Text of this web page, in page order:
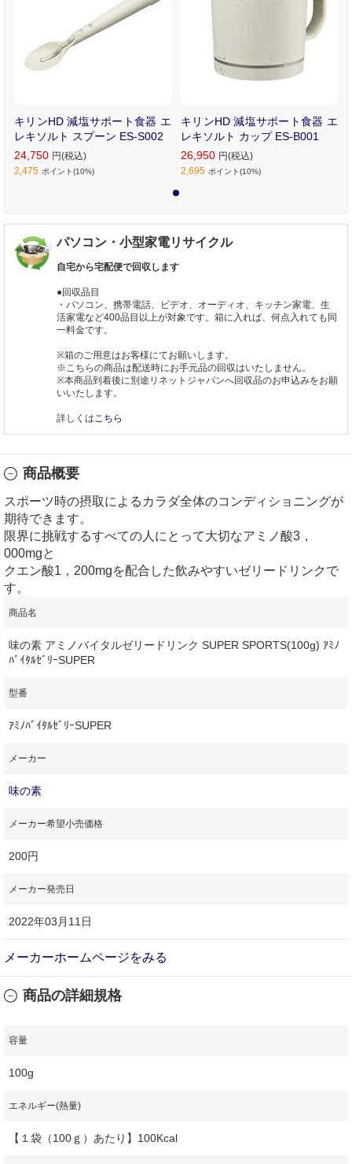
キリンHD 減塩サポート食器 エ
レキソルト スプーン ES-S002
24,750 円(税込)
2,475 ポイント(10%)
キリンHD 減塩サポート食器 エ
レキソルト カップ ES-B001
26,950 円(税込)
2,695 ポイント(10%)
パソコン・小型家電リサイクル
自宅から宅配便で回収します
●回収品目
・パソコン、携帯電話、ビデオ、オーディオ、キッチン家電、生
活家電など400品目以上が対象です。箱に入れば、何点入れても同
一料金です。
※箱のご用意はお客様にてお願いします。
※こちらの商品は配送時にお手元品の回収はいたしません。
※本商品到着後に別途リネットジャパンへ回収品のお申込みをお願
いいたします。
詳しくは こちら
商品概要
スポーツ時の摂取によるカラダ全体のコンディショニングが
期待できます。
限界に挑戦するすべての人にとって大切なアミノ酸3，
000mgと
クエン酸1，200mgを配合した飲みやすいゼリードリンクで
す。
商品名
味の素 アミノバイタルゼリードリンク SUPER SPORTS(100g) ｱﾐﾉ
ﾊﾞｲﾀﾙｾﾞﾘｰSUPER
型番
ｱﾐﾉﾊﾞｲﾀﾙｾﾞﾘｰSUPER
メーカー
味の素
メーカー希望小売価格
200円
メーカー発売日
2022年03月11日
メーカーホームページをみる
商品の詳細規格
容量
100g
エネルギー(熱量)
【１袋（100ｇ）あたり】100Kcal